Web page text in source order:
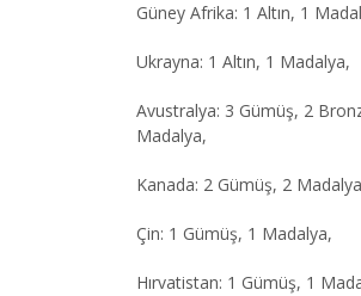
Güney Afrika: 1 Altın, 1
Ukrayna: 1 Altın, 1 Madalya,
Avustralya: 3 Gümüş, 2
Madalya,
Kanada: 2 Gümüş, 2
Çin: 1 Gümüş, 1 Madalya,
Hırvatistan: 1 Gümüş, 1